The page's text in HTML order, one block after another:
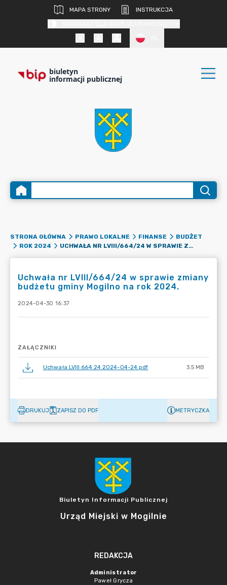
MAPA STRONY
INSTRUKCJA
biuletyn
informacji publicznej
STRONA GŁÓWNA PRAWO LOKALNE FINANSE
BUDŻET
ROK 2024
UCHWAŁA NR LVIII/664/24 W SPRAWIE ZMIANY BUDŻETU GMINY MOGILNO NA ROK 2024.
Uchwała nr LVIII/664/24 w sprawie zmiany
budżetu gminy Mogilno na rok 2024.
2024-04-30 16:37
ZAŁĄCZNIKI
Uchwała.LVIII.664.24.2024-04-24.pdf 3.5 MB
DRUKUJ ZAPISZ DO PDF METRYCZKA
Biuletyn Informacji Publicznej
Urząd Miejski w Mogilnie
REDAKCJA
Administrator
Paweł Grycza